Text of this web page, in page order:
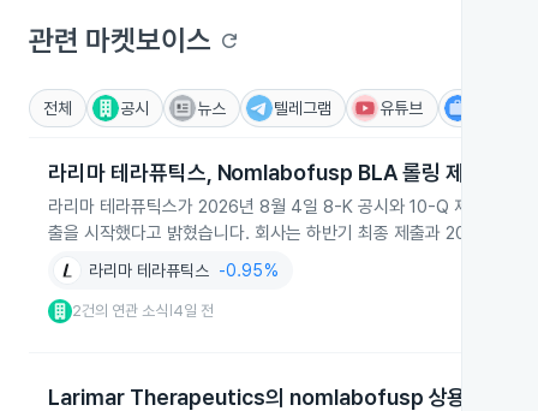
관련 마켓보이스 refresh
전체 공시 뉴스 텔레그램 유튜브
라리마 테라퓨틱스, Nomlabofusp BLA 롤링 제출과 3
라리마 테라퓨틱스가 2026년 8월 4일 8-K 공시와 10-Q 제출을 통
출을 시작했다고 밝혔습니다. 회사는 하반기 최종 제출과 2026년 3
라리마 테라퓨틱스 -0.95%
2건의 연관 소식 4일 전
Larimar Therapeutics의 nomlabofusp 상용화 추진